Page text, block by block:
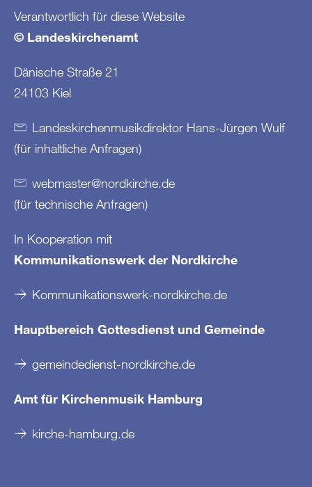
Verantwortlich für diese Website
© Landeskirchenamt
Dänische Straße 21
24103 Kiel
Landeskirchenmusikdirektor Hans-Jürgen Wulf
(für inhaltliche Anfragen)
webmaster@nordkirche.de
(für technische Anfragen)
In Kooperation mit
Kommunikationswerk der Nordkirche
Kommunikationswerk-nordkirche.de
Hauptbereich Gottesdienst und Gemeinde
gemeindedienst-nordkirche.de
Amt für Kirchenmusik Hamburg
kirche-hamburg.de